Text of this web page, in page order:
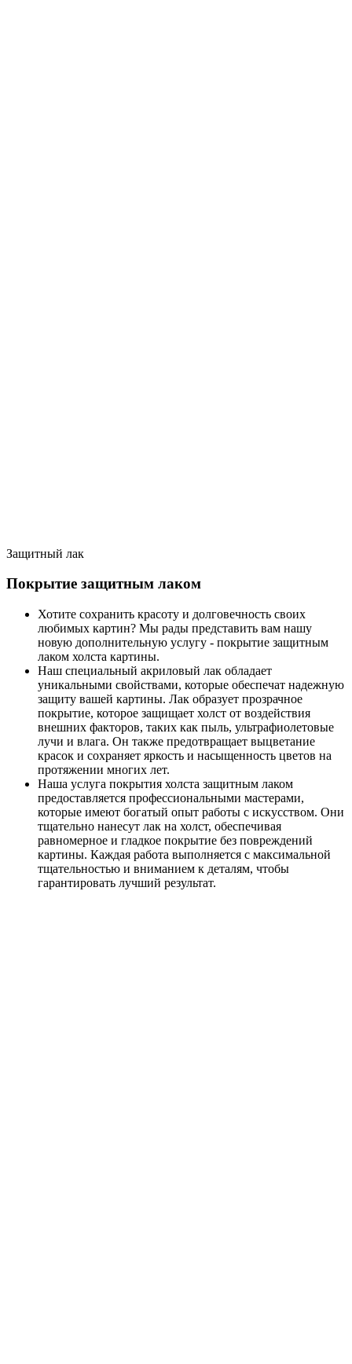
Защитный лак
Покрытие защитным лаком
Хотите сохранить красоту и долговечность своих
любимых картин? Мы рады представить вам нашу
новую дополнительную услугу - покрытие защитным
лаком холста картины.
Наш специальный акриловый лак обладает
уникальными свойствами, которые обеспечат надежную
защиту вашей картины. Лак образует прозрачное
покрытие, которое защищает холст от воздействия
внешних факторов, таких как пыль, ультрафиолетовые
лучи и влага. Он также предотвращает выцветание
красок и сохраняет яркость и насыщенность цветов на
протяжении многих лет.
Наша услуга покрытия холста защитным лаком
предоставляется профессиональными мастерами,
которые имеют богатый опыт работы с искусством. Они
тщательно нанесут лак на холст, обеспечивая
равномерное и гладкое покрытие без повреждений
картины. Каждая работа выполняется с максимальной
тщательностью и вниманием к деталям, чтобы
гарантировать лучший результат.